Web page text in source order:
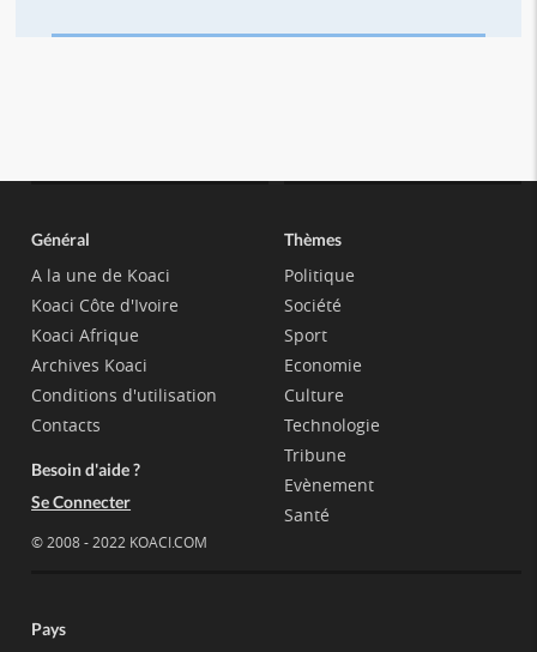
Général
A la une de Koaci
Koaci Côte d'Ivoire
Koaci Afrique
Archives Koaci
Conditions d'utilisation
Contacts
Besoin d'aide ?
Se Connecter
© 2008 - 2022 KOACI.COM
Thèmes
Politique
Société
Sport
Economie
Culture
Technologie
Tribune
Evènement
Santé
Pays